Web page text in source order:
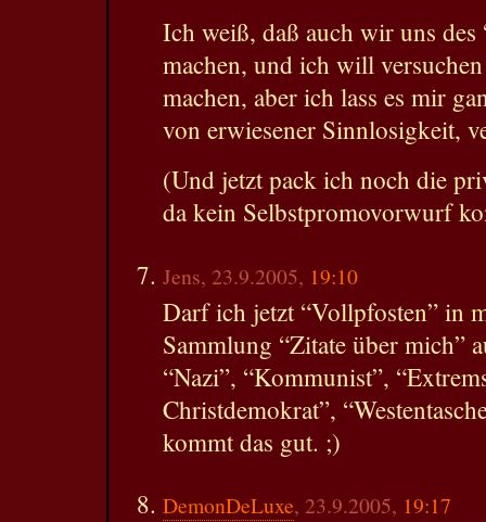
Ich weiß, daß auch wir uns des
machen, und ich will versuchen
machen, aber ich lass es mir
von erwiesener Sinnlosigkeit,
(Und jetzt pack ich noch die
da kein Selbstpromovorwurf
Jens, 23.9.2005, 19:10
Darf ich jetzt “Vollpfosten” in
Sammlung “Zitate über mich”
“Nazi”, “Kommunist”,
Christdemokrat”,
kommt das gut. ;)
DemonDeLuxe, 23.9.2005, 19:17